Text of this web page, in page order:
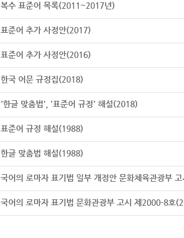
복수 표준어 목록(2011~2017년)
표준어 추가 사정안(2017)
표준어 추가 사정안(2016)
한국 어문 규정집(2018)
'한글 맞춤법', '표준어 규정' 해설(2018)
표준어 규정 해설(1988)
한글 맞춤법 해설(1988)
국어의 로마자 표기법 일부 개정안 문화체육관광부
국어의 로마자 표기법 문화관광부 고시 제2000-8호